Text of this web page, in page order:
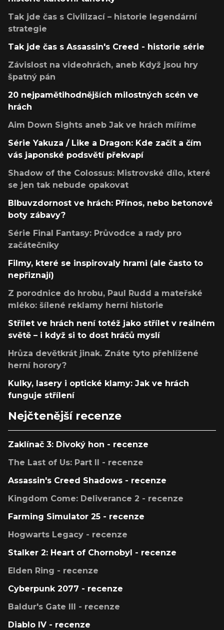
Tak jde čas s Civilizací – historie legendární
strategie
Tak jde čas s Assassin's Creed - historie série
Závislost na videohrách, aneb Když jsou hry
špatný pán
20 nejpamětihodnějších milostných scén ve
hrách
Aim Down Sights aneb Jak ve hrách míříme
Série Yakuza / Like a Dragon: Kde začít a čím
vás japonské podsvětí překvapí
Shadow of the Colossus: Mistrovské dílo, které
se jen tak nebude opakovat
Blbuvzdornost ve hrách: Přínos, nebo betonové
boty zábavy?
Série Final Fantasy: Průvodce a rady pro
začátečníky
Filmy, které se inspirovaly hrami (ale často to
nepřiznají)
Z porodnice do hrobu, Paul Rudd a mateřské
mléko: šílené reklamy herní historie
Střílet ve hrách není totéž jako střílet v reálném
světě – i když si to dost hráčů myslí
Hrůza devětkrát jinak. Znáte tyto přehlížené
herní horory?
Kulky, lasery i optické klamy: Jak ve hrách
funguje střílení
Nejčtenější recenze
Zaklínač 3: Divoký hon - recenze
The Last of Us: Part II - recenze
Assassin's Creed Shadows - recenze
Kingdom Come: Deliverance 2 - recenze
Farming Simulator 25 - recenze
Hogwarts Legacy - recenze
Stalker 2: Heart of Chornobyl - recenze
Elden Ring - recenze
Cyberpunk 2077 - recenze
Baldur's Gate III - recenze
Diablo IV - recenze